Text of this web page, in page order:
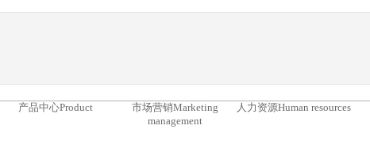
产品中心Product 市场营销Marketing
management
人力资源Human resources